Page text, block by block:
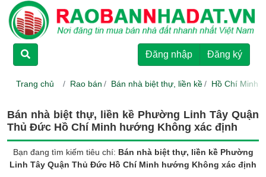
Đăng nhập Đăng ký
Trang chủ Rao bán Bán nhà biệt thự, liền kề Hồ Chí Minh
Bán nhà biệt thự, liền kề Phường Linh Tây Quận
Thủ Đức Hồ Chí Minh hướng Không xác định
Bạn đang tìm kiếm tiêu chí: Bán nhà biệt thự, liền kề Phường
Linh Tây Quận Thủ Đức Hồ Chí Minh hướng Không xác định
TRANG CHỦ
CHO THUÊ